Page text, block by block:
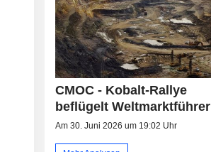
CMOC - Kobalt-Rallye
beflügelt Weltmarktführer
Am 30. Juni 2026 um 19:02 Uhr